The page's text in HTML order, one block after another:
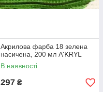
Акрилова фарба 18 зелена
насичена, 200 мл A'KRYL
В наявності
297 ₴